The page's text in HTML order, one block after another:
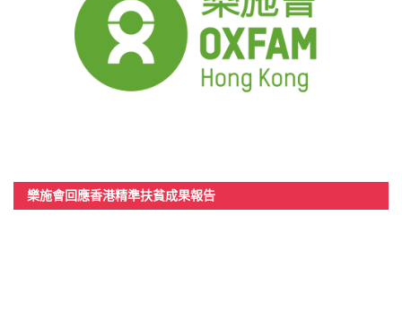
樂施會回應香港精準扶貧成果報告